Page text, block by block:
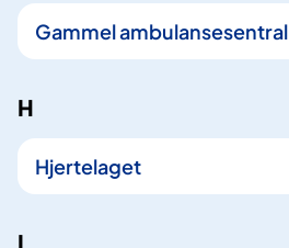
Gammel ambulansesentral
H
Hjertelaget
I